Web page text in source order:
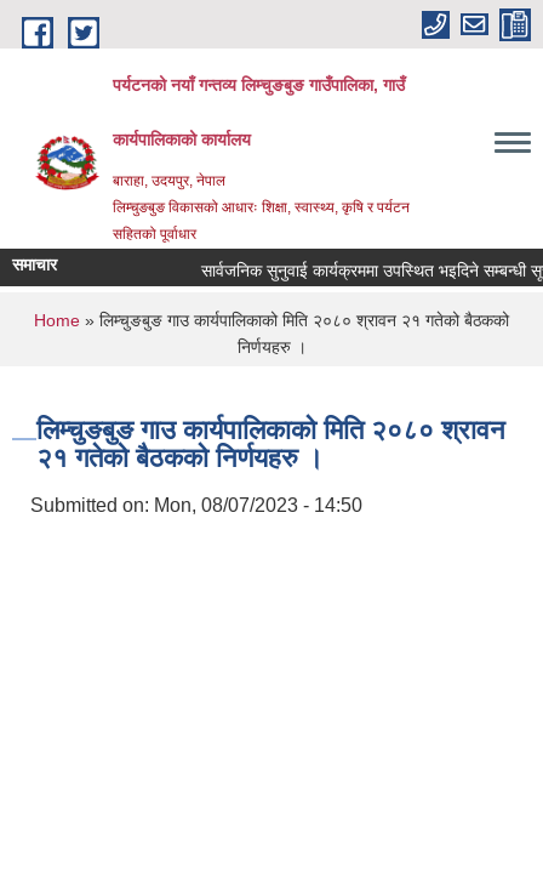
Skip to main content
पर्यटनको नयाँ गन्तव्य लिम्चुङबुङ गाउँपालिका, गाउँ
कार्यपालिकाको कार्यालय
बाराहा, उदयपुर, नेपाल
लिम्चुङबुङ विकासको आधारः शिक्षा, स्वास्थ्य, कृषि र पर्यटन
सहितको पूर्वाधार
समाचार सार्वजनिक सुनुवाई कार्यक्रममा उपस्थित भइदिने सम्बन्धी
You are here
Home » लिम्चुङबुङ गाउ कार्यपालिकाको मिति २०८० श्रावन २१ गतेको बैठकको
निर्णयहरु ।
लिम्चुङबुङ गाउ कार्यपालिकाको मिति २०८० श्रावन
२१ गतेको बैठकको निर्णयहरु ।
Submitted on: Mon, 08/07/2023 - 14:50